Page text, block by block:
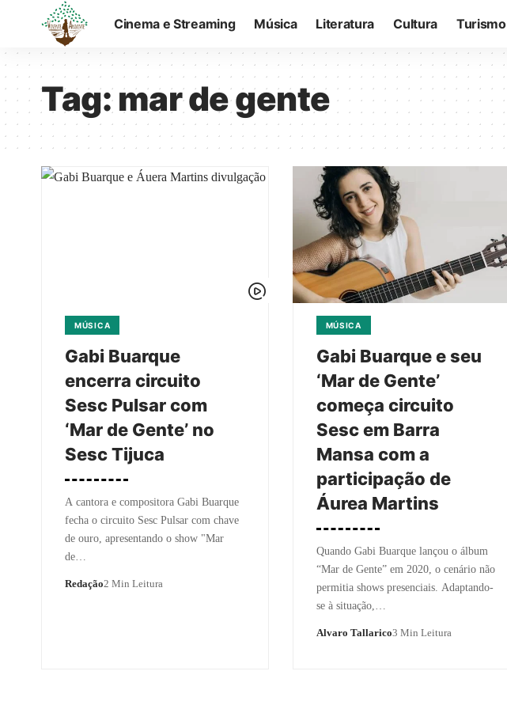
Cinema e Streaming Música Literatura Cultura Turismo
Tag:mar de gente
MÚSICA
Gabi Buarque
encerra circuito
Sesc Pulsar com
‘Mar de Gente’ no
Sesc Tijuca
A cantora e compositora Gabi Buarque
fecha o circuito Sesc Pulsar com chave
de ouro, apresentando o show "Mar
de…
Redação2 Min Leitura
MÚSICA
Gabi Buarque e seu
‘Mar de Gente’
começa circuito
Sesc em Barra
Mansa com a
participação de
Áurea Martins
Quando Gabi Buarque lançou o álbum
“Mar de Gente” em 2020, o cenário não
permitia shows presenciais. Adaptando-
se à situação,…
Alvaro Tallarico3 Min Leitura